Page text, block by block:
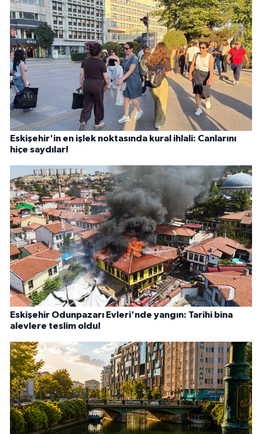
Eskişehir'in en işlek noktasında kural ihlali: Canlarını
hiçe saydılar!
Eskişehir Odunpazarı Evleri'nde yangın: Tarihi bina
alevlere teslim oldu!